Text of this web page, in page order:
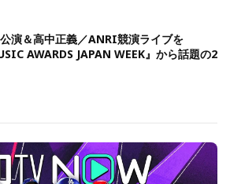
演＆高中正義／ANRI競演ライブを
AWARDS JAPAN WEEK』から話題の2